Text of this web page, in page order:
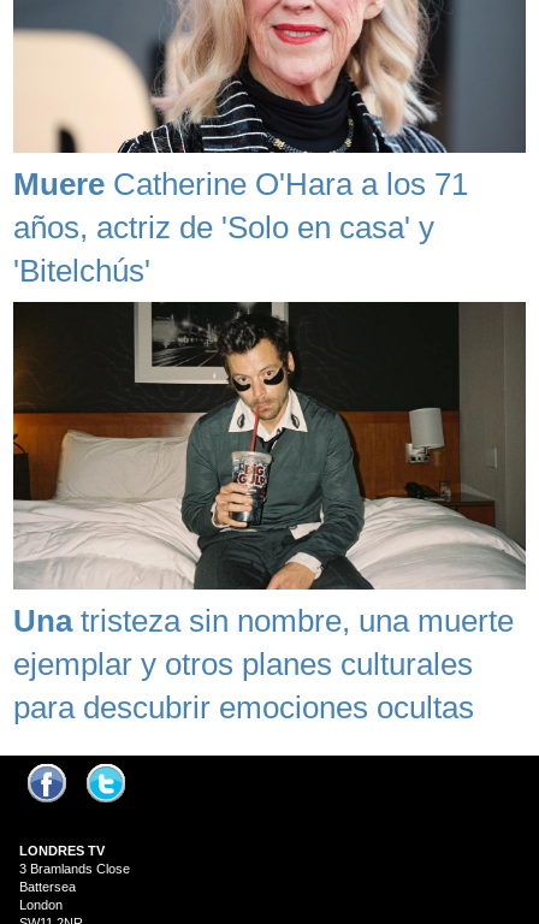
Muere Catherine O'Hara a los 71
años, actriz de 'Solo en casa' y
'Bitelchús'
Unatristeza sin nombre, una muerte
ejemplar y otros planes culturales
para descubrir emociones ocultas
LONDRES TV
3 Bramlands Close
Battersea
London